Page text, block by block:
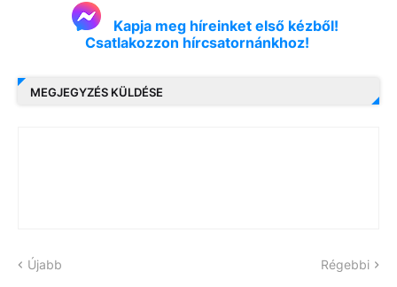
Kapja meg híreinket első kézből!
Csatlakozzon hírcsatornánkhoz!
MEGJEGYZÉS KÜLDÉSE
Újabb Régebbi